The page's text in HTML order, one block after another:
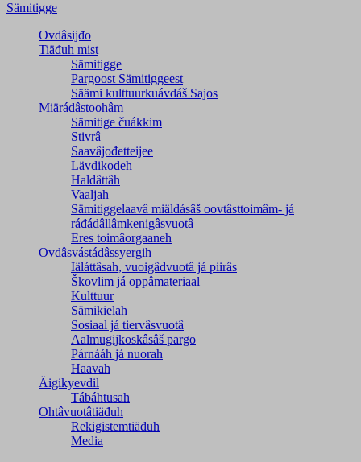
Sämitigge
Ovdâsijđo
Tiäđuh mist
Sämitigge
Pargoost Sämitiggeest
Säämi kulttuurkuávdáš Sajos
Miärádâstoohâm
Sämitige čuákkim
Stivrâ
Saavâjođetteijee
Lävdikodeh
Haldâttâh
Vaaljah
Sämitiggelaavâ miäldásâš oovtâsttoimâm- já
ráđádâllâmkenigâsvuotâ
Eres toimâorgaaneh
Ovdâsvástádâssyergih
Iäláttâsah, vuoigâdvuotâ já piirâs
Škovlim já oppâmateriaal
Kulttuur
Sämikielah
Sosiaal já tiervâsvuotâ
Aalmugijkoskâsâš pargo
Párnááh já nuorah
Haavah
Äigikyevdil
Tábáhtusah
Ohtâvuotâtiäđuh
Rekigistemtiäđuh
Media